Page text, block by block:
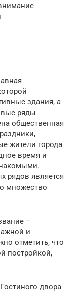
здания, а
ряды
общественная
жители города
время и
рядов является
множество
–
и
отметить, что
постройкой,
двора